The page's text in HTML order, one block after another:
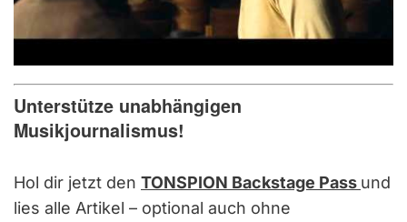
Unterstütze unabhängigen
Musikjournalismus!
Hol dir jetzt den TONSPION Backstage Pass und
lies alle Artikel – optional auch ohne